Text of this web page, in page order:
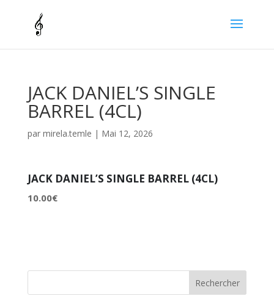
JACK DANIEL’S SINGLE
BARREL (4CL)
par mirela.temle | Mai 12, 2026
JACK DANIEL’S SINGLE BARREL (4CL)
10.00€
Rechercher